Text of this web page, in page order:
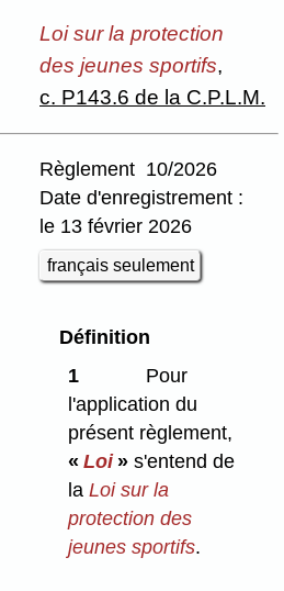
Loi sur la protection
des jeunes sportifs,
c. P143.6 de la C.P.L.M.
Règlement 10/2026
Date d'enregistrement :
le 13 février 2026
français seulement
Définition
1
Pour
l'application du
présent règlement,
«Loi» s'entend de
laLoi sur la
protection des
jeunes sportifs.